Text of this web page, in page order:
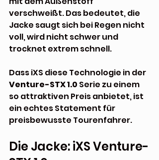
verschweißt. Das bedeutet, die
Jacke saugt sich bei Regen nicht
voll, wird nicht schwer und
trocknet extrem schnell.
Dass iXS diese Technologie in der
Venture-STX 1.0 Serie zu einem
so attraktiven Preis anbietet, ist
ein echtes Statement für
preisbewusste Tourenfahrer.
Die Jacke: iXS Venture-